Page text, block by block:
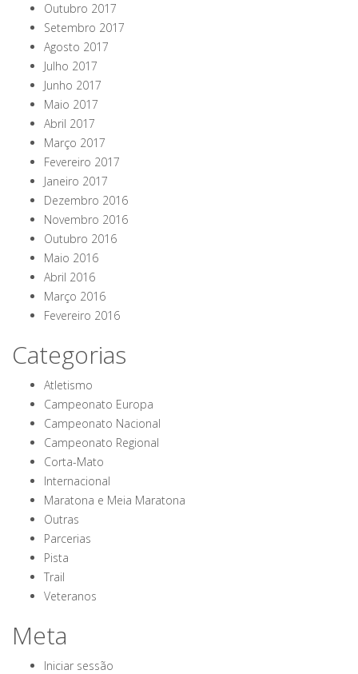
Outubro 2017
Setembro 2017
Agosto 2017
Julho 2017
Junho 2017
Maio 2017
Abril 2017
Março 2017
Fevereiro 2017
Janeiro 2017
Dezembro 2016
Novembro 2016
Outubro 2016
Maio 2016
Abril 2016
Março 2016
Fevereiro 2016
Categorias
Atletismo
Campeonato Europa
Campeonato Nacional
Campeonato Regional
Corta-Mato
Internacional
Maratona e Meia Maratona
Outras
Parcerias
Pista
Trail
Veteranos
Meta
Iniciar sessão